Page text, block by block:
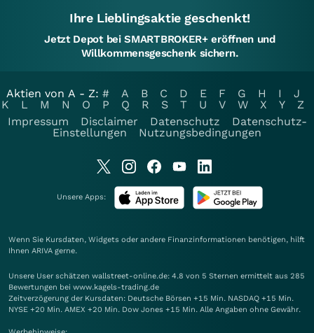
Ihre Lieblingsaktie geschenkt!
Jetzt Depot bei SMARTBROKER+ eröffnen und
Willkommensgeschenk sichern.
Aktien von A - Z: # A B C D E F G H I
J
K
L M N O P Q R S T U V W X Y
Z
Impressum
Disclaimer Datenschutz
Datenschutz-
Einstellungen
Nutzungsbedingungen
Unsere Apps:
Wenn Sie Kursdaten, Widgets oder andere Finanzinformationen benötigen, hilft
Ihnen ARIVA gerne.
Unsere User schätzen wallstreet-online.de: 4.8 von 5 Sternen ermittelt aus 285
Bewertungen bei www.kagels-trading.de
Zeitverzögerung der Kursdaten: Deutsche Börsen +15 Min. NASDAQ +15 Min.
NYSE +20 Min. AMEX +20 Min. Dow Jones +15 Min. Alle Angaben ohne Gewähr.